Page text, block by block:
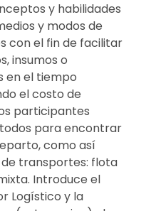
y habilidades
y modos de
con el fin de facilitar
insumos o
en el tiempo
el costo de
participantes
para encontrar
como así
transportes: flota
Introduce el
Logístico y la